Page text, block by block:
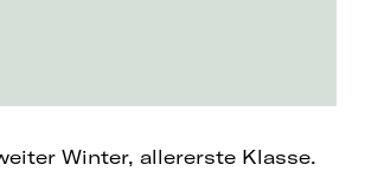
Winter, allererste Klasse.